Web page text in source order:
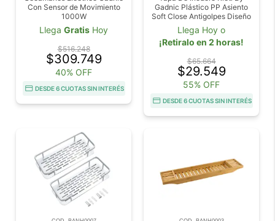
Con Sensor de Movimiento
1000W
Llega Gratis Hoy
$516.248
$309.749
40% OFF
DESDE 6 CUOTAS SIN INTERÉS
Gadnic Plástico PP Asiento
Soft Close Antigolpes Diseño
Universal
Llega Hoy o
¡Retiralo en 2 horas!
$65.664
$29.549
55% OFF
DESDE 6 CUOTAS SIN INTERÉS